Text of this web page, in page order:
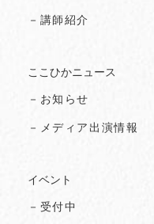
－講師紹介
ここひかニュース
－お知らせ
－メディア出演情報
イベント
－受付中